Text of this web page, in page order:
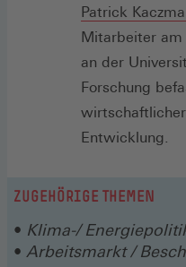
Patrick
Mitarbeiter am
an der
Forschung
Entwicklung.
ZUGEHÖRIGE THEMEN
Klima-/
Arbeitsmarkt /